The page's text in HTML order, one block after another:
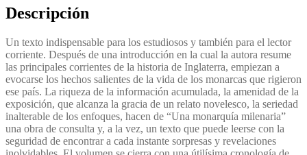
De
Hueyo,
cantidad
Descripción
Un texto indispensable para los estudiosos y también para el lector
corriente. Después de una introducción en la cual la autora resume
las principales corrientes de la historia de Inglaterra, empiezan a
evocarse los hechos salientes de la vida de los monarcas que rigieron
ese país. La riqueza de la información acumulada, la amenidad de la
exposición, que alcanza la gracia de un relato novelesco, la seriedad
inalterable de los enfoques, hacen de “Una monarquía milenaria”
una obra de consulta y, a la vez, un texto que puede leerse con la
seguridad de encontrar a cada instante sorpresas y revelaciones